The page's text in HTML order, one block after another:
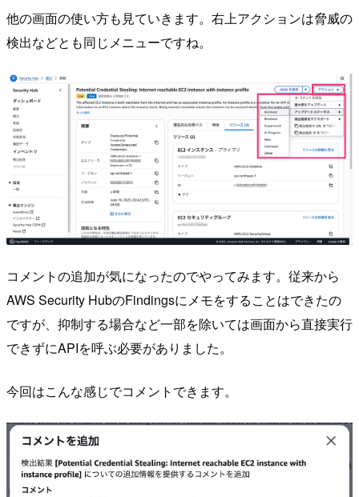
他の画面の使い方も見ていきます。右上アクションは脅威の
検出などとも同じメニューですね。
コメントの追加が気になったのでやってみます。従来から
AWS Security HubのFindingsにメモをすることはできたの
ですが、抑制する場合など一部を除いては画面から直接実行
できずにAPIを呼ぶ必要がありました。
今回はこんな感じでコメントできます。